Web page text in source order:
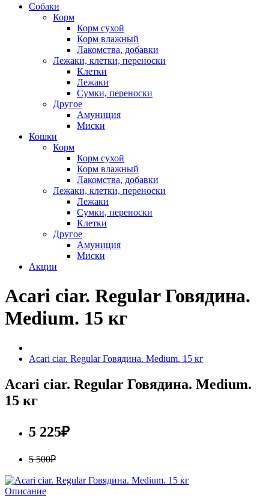
Собаки
Корм
Корм сухой
Корм влажный
Лакомства, добавки
Лежаки, клетки, переноски
Клетки
Лежаки
Сумки, переноски
Другое
Амуниция
Миски
Кошки
Корм
Корм сухой
Корм влажный
Лакомства, добавки
Лежаки, клетки, переноски
Лежаки
Сумки, переноски
Клетки
Другое
Амуниция
Миски
Акции
Acari ciar. Regular Говядина.
Medium. 15 кг
Acari ciar. Regular Говядина. Medium. 15 кг
Acari ciar. Regular Говядина. Medium.
15 кг
5 225₽
5 500₽
Описание